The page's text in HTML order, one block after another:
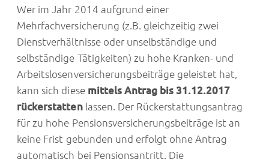
Wer im Jahr 2014 aufgrund einer
Mehrfachversicherung (z.B. gleichzeitig zwei
Dienstverhältnisse oder unselbständige und
selbständige Tätigkeiten) zu hohe Kranken- und
Arbeitslosenversicherungsbeiträge geleistet hat,
kann sich diese mittels Antrag bis 31.12.2017
rückerstattenlassen. Der Rückerstattungsantrag
für zu hohe Pensionsversicherungsbeiträge ist an
keine Frist gebunden und erfolgt ohne Antrag
automatisch bei Pensionsantritt. Die